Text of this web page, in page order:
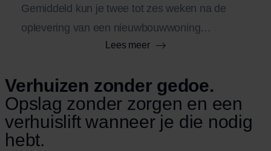
Gemiddeld kun je twee tot zes weken na de
oplevering van een nieuwbouwwoning
verhuizen, afhankelijk van hoe snel muren en
bouwvocht en kunnen opleverpunten nog
worden hersteld. Verhuis je te vroeg, dan riskeer
je schade zoals schimmel of kromtrekkende
vloeren. Wacht dus tot de luchtvochtigheid onder
Lees meer
Verhuizen zonder gedoe.
Opslag zonder zorgen en een
verhuislift wanneer je die nodig
hebt.